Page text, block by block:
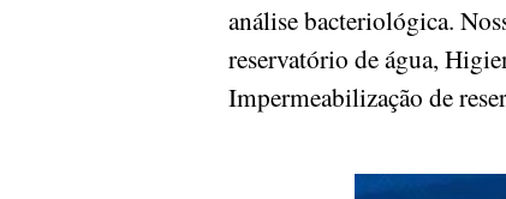
análise bacteriológica.
reservatório de água,
Impermeabilização de